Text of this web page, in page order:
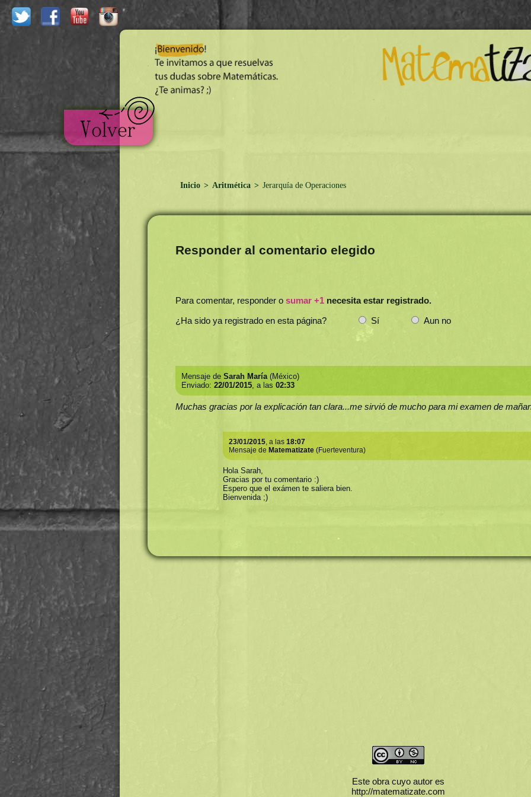
Inicio > Aritmética > Jerarquía de Operaciones
Responder al comentario elegido
Para comentar, responder o sumar +1 necesita estar registrado.
¿Ha sido ya registrado en esta página?
Sí Aun no
Mensaje de Sarah María(México)
Enviado: 22/01/2015, a las 02:33
Muchas gracias por la explicación tan clara...me sirvió de mucho para mi examen de
23/01/2015, a las 18:07
Mensaje de Matematizate(Fuerteventura)
Hola Sarah,
Gracias por tu comentario :)
Espero que el exámen te saliera bien.
Bienvenida ;)
Este obra cuyo autor es
http://matematizate.com